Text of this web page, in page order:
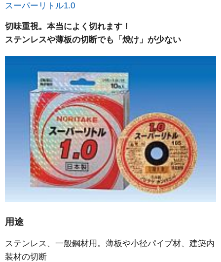
スーパーリトル1.0
切味重視。本当によく切れます！
ステンレスや薄板の切断でも「焼け」が少ない
用途
ステンレス、一般鋼材用。薄板や小径パイプ材、建築内
装材の切断